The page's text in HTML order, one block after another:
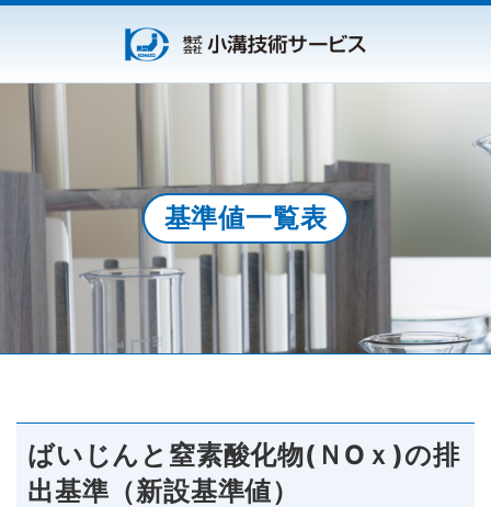
基準値一覧表
ばいじんと窒素酸化物(ＮOｘ)の排
出基準（新設基準値）